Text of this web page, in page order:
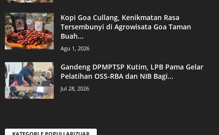
Kopi Goa Cullang, Kenikmatan Rasa
Tersembunyi di Agrowisata Goa Taman
Buah...
Agu 1, 2026
Gandeng DPMPTSP Kutim, LPB Pama Gelar
Pelatihan OSS-RBA dan NIB Bagi...
Jul 28, 2026